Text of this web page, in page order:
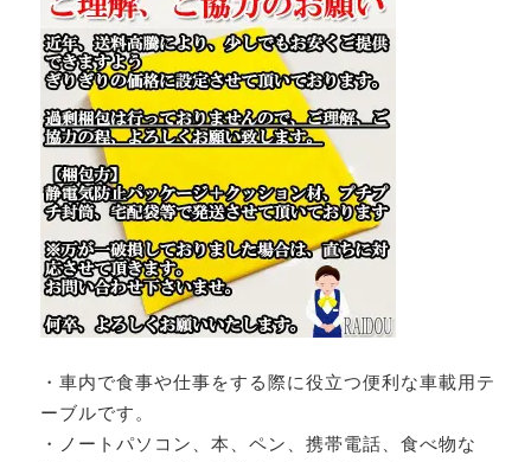
・車内で食事や仕事をする際に役立つ便利な車載用テ
ーブルです。
・ノートパソコン、本、ペン、携帯電話、食べ物な